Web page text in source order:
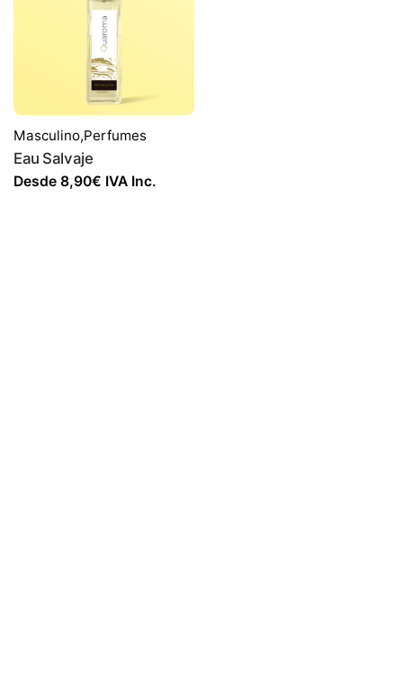
Masculino,Perfumes
Eau Salvaje
Desde 8,90€ IVA Inc.